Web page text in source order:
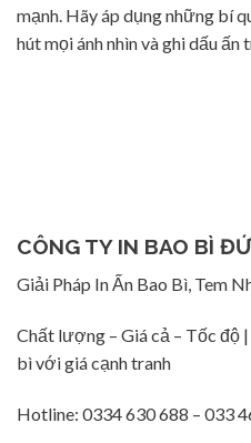
mạnh. Hãy áp dụng những bí
hút mọi ánh nhìn và ghi dấu ấn
CÔNG TY IN BAO BÌ
Giải Pháp In Ấn Bao Bì, Tem
Chất lượng – Giá cả – Tốc độ
bì với giá cạnh tranh
Hotline: 0334 630 688 – 033